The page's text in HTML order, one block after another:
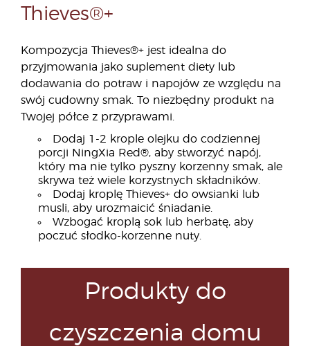
Thieves®+
Kompozycja Thieves®+ jest idealna do
przyjmowania jako suplement diety lub
dodawania do potraw i napojów ze względu na
swój cudowny smak. To niezbędny produkt na
Twojej półce z przyprawami.
Dodaj 1-2 krople olejku do codziennej
porcji NingXia Red®, aby stworzyć napój,
który ma nie tylko pyszny korzenny smak, ale
skrywa też wiele korzystnych składników.
Dodaj kroplę Thieves+ do owsianki lub
musli, aby urozmaicić śniadanie.
Wzbogać kroplą sok lub herbatę, aby
poczuć słodko-korzenne nuty.
Produkty do
czyszczenia domu